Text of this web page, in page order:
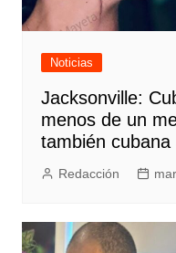
Noticias
Jacksonville:
menos de un
también
Redacción